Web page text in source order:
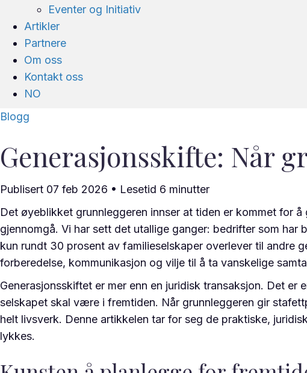
Eventer og Initiativ
Artikler
Partnere
Om oss
Kontakt oss
NO
Blogg
Generasjonsskifte: Når
Publisert 07 feb 2026 • Lesetid 6 minutter
Det øyeblikket grunnleggeren innser at tiden er kommet for
gjennomgå. Vi har sett det utallige ganger: bedrifter som
kun rundt 30 prosent av familieselskaper overlever til andre
forberedelse, kommunikasjon og vilje til å ta vanskelige
Generasjonsskiftet er mer enn en juridisk transaksjon. Det
selskapet skal være i fremtiden. Når grunnleggeren gir
helt livsverk. Denne artikkelen tar for seg de praktiske,
lykkes.